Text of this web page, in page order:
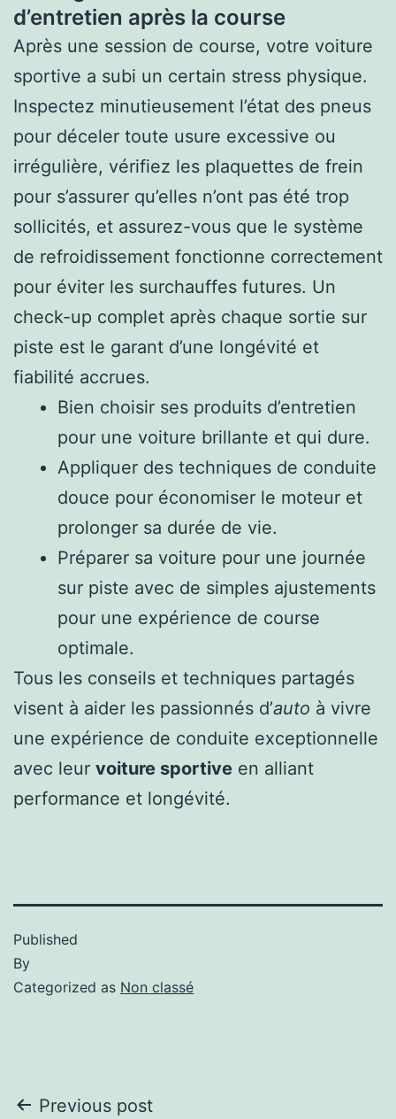
d’entretien après la course
Après une session de course, votre voiture
sportive a subi un certain stress physique.
Inspectez minutieusement l’état des pneus
pour déceler toute usure excessive ou
irrégulière, vérifiez les plaquettes de frein
pour s’assurer qu’elles n’ont pas été trop
sollicités, et assurez-vous que le système
de refroidissement fonctionne correctement
pour éviter les surchauffes futures. Un
check-up complet après chaque sortie sur
piste est le garant d’une longévité et
fiabilité accrues.
Bien choisir ses produits d’entretien
pour une voiture brillante et qui dure.
Appliquer des techniques de conduite
douce pour économiser le moteur et
prolonger sa durée de vie.
Préparer sa voiture pour une journée
sur piste avec de simples ajustements
pour une expérience de course
optimale.
Tous les conseils et techniques partagés
visent à aider les passionnés d’auto à vivre
une expérience de conduite exceptionnelle
avec leur voiture sportive en alliant
performance et longévité.
Published
By
Categorized as Non classé
Previous post